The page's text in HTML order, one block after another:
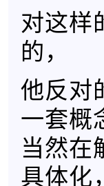
对这样
的，
他反对
一套概
当然在
具体化